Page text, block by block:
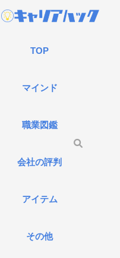
TOP
マインド
職業図鑑
会社の評判
アイテム
その他